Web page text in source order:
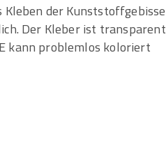
der Kunststoffgebisse
Der Kleber ist transparent
kann problemlos koloriert